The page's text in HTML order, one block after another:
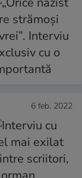
6 feb. 2022